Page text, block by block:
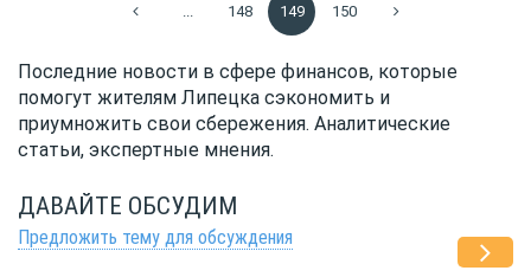
148 149 150
Последние новости в сфере финансов, которые
помогут жителям Липецка сэкономить и
приумножить свои сбережения. Аналитические
статьи, экспертные мнения.
ДАВАЙТЕ ОБСУДИМ
Предложить тему для обсуждения